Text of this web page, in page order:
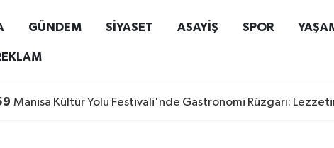
GÜNDEM SİYASET ASAYİŞ SPOR
Manisa Kültür Yolu Festivali'nde Gastronomi Rüzgarı: